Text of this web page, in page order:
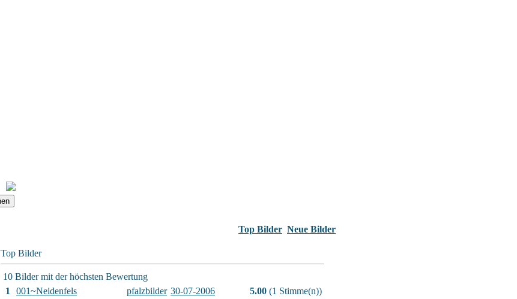
Top Bilder Neue Bilder
Top Bilder
10 Bilder mit der höchsten Bewertung
1
001~Neidenfels pfalzbilder 30-07-2006 5.00 (1 Stimme(n))